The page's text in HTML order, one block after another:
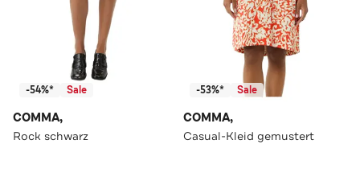
-54%* Sale
COMMA,
Rock schwarz
-53%* Sale
COMMA,
Casual-Kleid gemustert